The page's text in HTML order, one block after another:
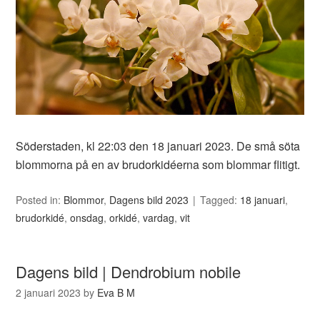
Söderstaden, kl 22:03 den 18 januari 2023. De små söta
blommorna på en av brudorkidéerna som blommar flitigt.
Posted in: Blommor, Dagens bild 2023 Tagged: 18 januari,
brudorkidé,onsdag,orkidé,vardag,vit
Dagens bild | Dendrobium nobile
2 januari 2023 by Eva B M